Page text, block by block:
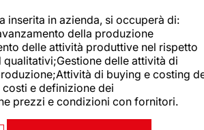
inserita in azienda, si occuperà di:
della produzione
delle attività produttive nel rispetto
qualitativi;Gestione delle attività di
di buying e costing
e definizione dei
prezzi e condizioni con fornitori.